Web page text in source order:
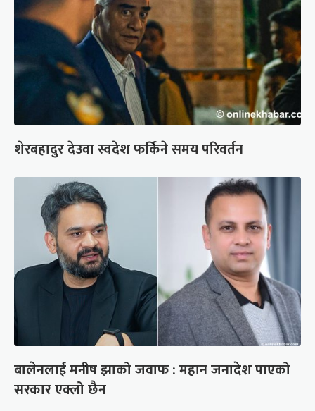
शेरबहादुर देउवा स्वदेश फर्किने समय परिवर्तन
बालेनलाई मनीष झाको जवाफ : महान जनादेश पाएको
सरकार एक्लो छैन